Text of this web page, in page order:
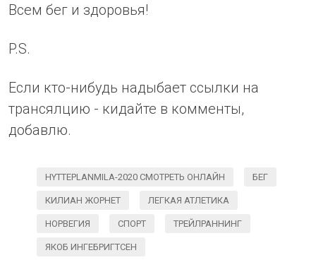
Всем бег и здоровья!
P.S.
Если кто-нибудь надыбает ссылки на
трансялцию - кидайте в комменты,
добавлю.
HYTTEPLANMILA-2020 СМОТРЕТЬ ОНЛАЙН БЕГ
КИЛИАН ЖОРНЕТ ЛЕГКАЯ АТЛЕТИКА
НОРВЕГИЯ СПОРТ ТРЕЙЛРАННИНГ
ЯКОБ ИНГЕБРИГТСЕН